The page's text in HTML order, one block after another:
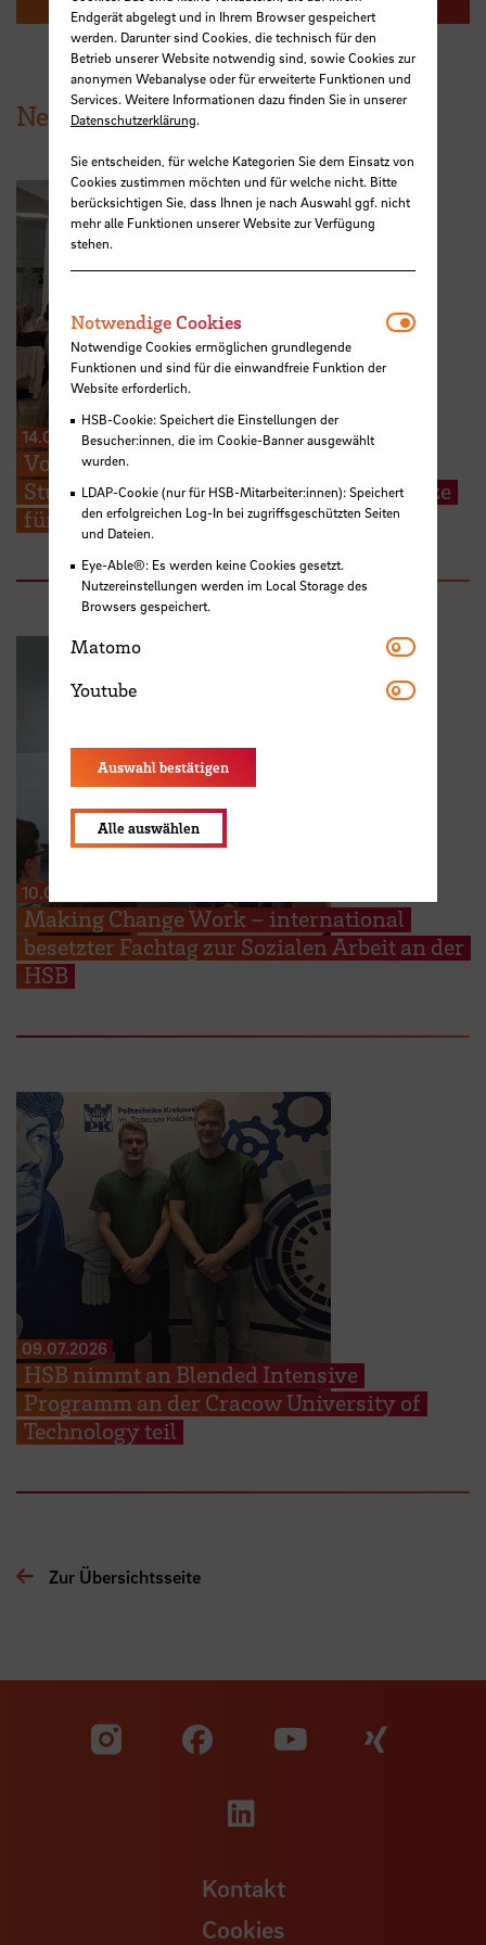
News aus der HSB
14.07.2026
Von der Praxis zur Forschung: HSB-
Studierende präsentieren Lösungsansätze
für aktuelle Pflegethemen
10.07.2026
Making Change Work – international
besetzter Fachtag zur Sozialen Arbeit an der
HSB
09.07.2026
HSB nimmt an Blended Intensive
Programm an der Cracow University of
Technology teil
Zur Übersichtsseite
Zu unserer Facebook
Zu
Zu unserer
Kontakt
Cookies
Endgerät abgelegt und in Ihrem Browser gespeichert
werden. Darunter sind Cookies, die technisch für den
Betrieb unserer Website notwendig sind, sowie Cookies zur
anonymen Webanalyse oder für erweiterte Funktionen und
Services. Weitere Informationen dazu finden Sie in unserer
Datenschutzerklärung.
Sie entscheiden, für welche Kategorien Sie dem Einsatz von
Cookies zustimmen möchten und für welche nicht. Bitte
berücksichtigen Sie, dass Ihnen je nach Auswahl ggf. nicht
mehr alle Funktionen unserer Website zur Verfügung
stehen.
Notwendige Cookies
Notwendige Cookies ermöglichen grundlegende
Funktionen und sind für die einwandfreie Funktion der
Website erforderlich.
HSB-Cookie: Speichert die Einstellungen der
Besucher:innen, die im Cookie-Banner ausgewählt
wurden.
LDAP-Cookie (nur für HSB-Mitarbeiter:innen): Speichert
den erfolgreichen Log-In bei zugriffsgeschützten Seiten
und Dateien.
Eye-Able®: Es werden keine Cookies gesetzt.
Nutzereinstellungen werden im Local Storage des
Browsers gespeichert.
Matomo Matomo
Youtube Youtube
Auswahl bestätigen
Alle auswählen